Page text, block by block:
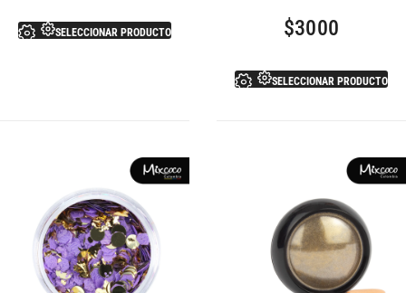
SELECCIONAR PRODUCTO $3000
SELECCIONAR PRODUCTO